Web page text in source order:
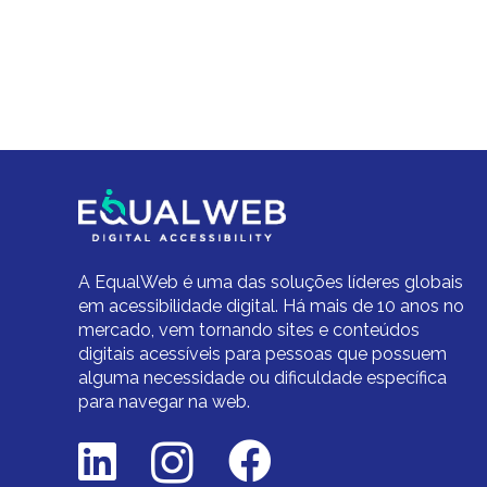
A EqualWeb é uma das soluções líderes globais
em acessibilidade digital. Há mais de 10 anos no
mercado, vem tornando sites e conteúdos
digitais acessíveis para pessoas que possuem
alguma necessidade ou dificuldade específica
para navegar na web.